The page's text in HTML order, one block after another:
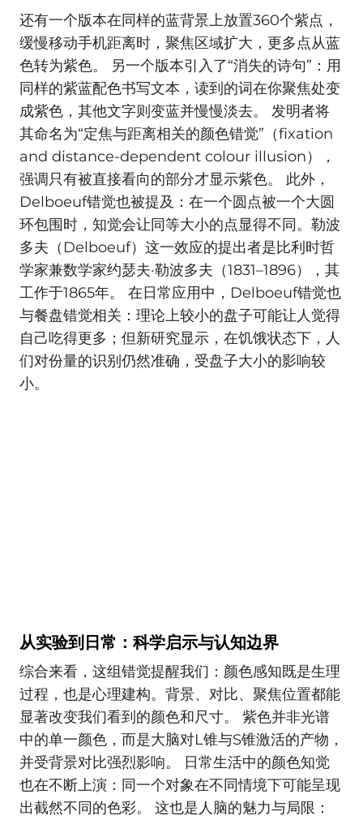
还有一个版本在同样的蓝背景上放置360个紫点，
缓慢移动手机距离时，聚焦区域扩大，更多点从蓝
色转为紫色。 另一个版本引入了“消失的诗句”：用
同样的紫蓝配色书写文本，读到的词在你聚焦处变
成紫色，其他文字则变蓝并慢慢淡去。 发明者将
其命名为“定焦与距离相关的颜色错觉”（fixation
and distance-dependent colour illusion），
强调只有被直接看向的部分才显示紫色。 此外，
Delboeuf错觉也被提及：在一个圆点被一个大圆
环包围时，知觉会让同等大小的点显得不同。勒波
多夫（Delboeuf）这一效应的提出者是比利时哲
学家兼数学家约瑟夫·勒波多夫（1831–1896），其
工作于1865年。 在日常应用中，Delboeuf错觉也
与餐盘错觉相关：理论上较小的盘子可能让人觉得
自己吃得更多；但新研究显示，在饥饿状态下，人
们对份量的识别仍然准确，受盘子大小的影响较
小。
从实验到日常：科学启示与认知边界
综合来看，这组错觉提醒我们：颜色感知既是生理
过程，也是心理建构。背景、对比、聚焦位置都能
显著改变我们看到的颜色和尺寸。 紫色并非光谱
中的单一颜色，而是大脑对L锥与S锥激活的产物，
并受背景对比强烈影响。 日常生活中的颜色知觉
也在不断上演：同一个对象在不同情境下可能呈现
出截然不同的色彩。 这也是人脑的魅力与局限：